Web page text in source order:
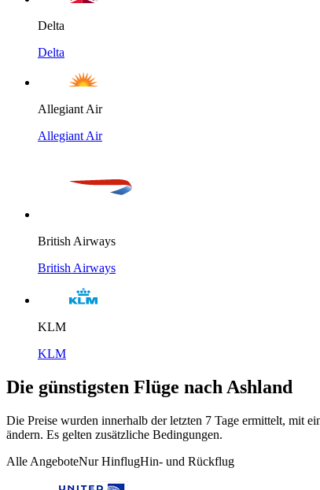
Delta
Delta
Allegiant Air
Allegiant Air
British Airways
British Airways
KLM
KLM
Die günstigsten Flüge nach Ashland
Die Preise wurden innerhalb der letzten 7 Tage ermittelt, mit
ändern. Es gelten zusätzliche Bedingungen.
Alle AngeboteNur HinflugHin- und Rückflug